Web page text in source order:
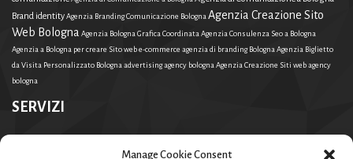
Manage Cookie Consent
Brand identityAgenzia Branding Comunicazione BolognaAgenzia Creazione Sito
Web Bologna Agenzia Bologna Grafica CoordinataAgenzia Consulenza Seo a Bologna
Agenzia a Bologna per creare Sito web e-commerce agenzia di branding BolognaAgenzia Biglietto
da Visita Personalizzato Bolognaadvertising agency bolognaAgenzia Creazione Siti webagency
bologna
SERVIZI
Agenzia Creazione sito web Agriturismo Agenzia Branding Comunicazione Bologna Agency web